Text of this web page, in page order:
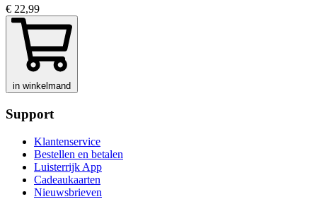
€ 22,99
in winkelmand
Support
Klantenservice
Bestellen en betalen
Luisterrijk App
Cadeaukaarten
Nieuwsbrieven